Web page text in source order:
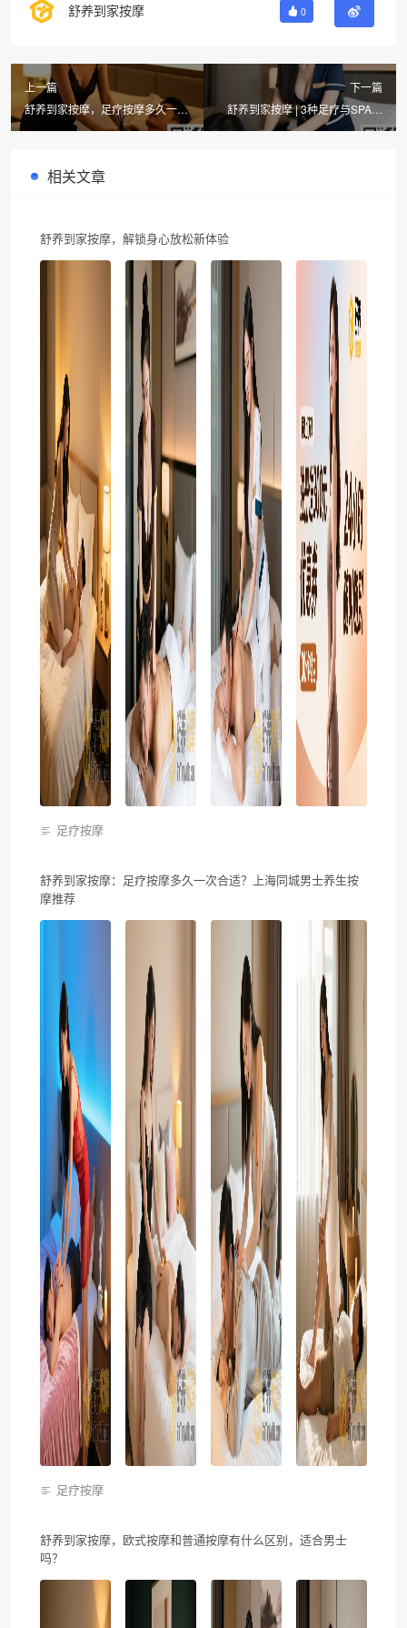
舒养到家按摩 0
上一篇
舒养到家按摩，足疗按摩多久一次
最合适？同城上门养生按摩推荐
下一篇
舒养到家按摩 | 3种足疗与SPA对
比，同城上门推拿更舒服？
相关文章
舒养到家按摩，解锁身心放松新体验
足疗按摩
舒养到家按摩：足疗按摩多久一次合适？上海同城男士养生按
摩推荐
足疗按摩
舒养到家按摩，欧式按摩和普通按摩有什么区别，适合男士
吗？